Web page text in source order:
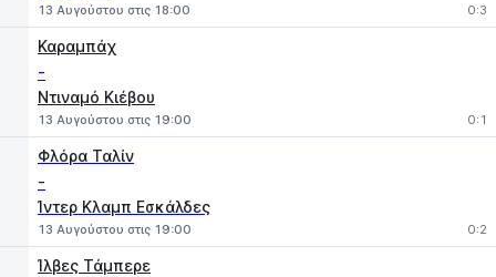
13 Αυγούστου στις 18:00 0:3
Καραμπάχ
-
Ντιναμό Κιέβου
13 Αυγούστου στις 19:00 0:1
Φλόρα Ταλίν
-
Ίντερ Κλαμπ Εσκάλδες
13 Αυγούστου στις 19:00 0:2
Ίλβες Τάμπερε